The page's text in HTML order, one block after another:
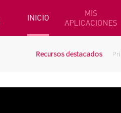
INICIO
MIS
APLICACIONES
Recursos destacados